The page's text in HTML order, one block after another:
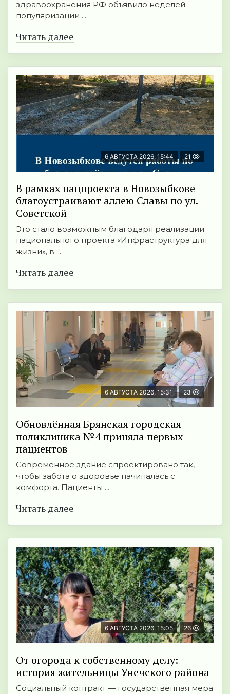
здравоохранения РФ объявило неделей
популяризации ...
Читать далее
6 АВГУСТА 2026, 15:44 21
В рамках нацпроекта в Новозыбкове
благоустраивают аллею Славы по ул.
Советской
Это стало возможным благодаря реализации
национального проекта «Инфраструктура для
жизни», в ...
Читать далее
6 АВГУСТА 2026, 15:31 23
Обновлённая Брянская городская
поликлиника №4 приняла первых
пациентов
Современное здание спроектировано так,
чтобы забота о здоровье начиналась с
комфорта. Пациенты ...
Читать далее
6 АВГУСТА 2026, 15:05 26
От огорода к собственному делу:
история жительницы Унечского района
Социальный контракт — государственная мера